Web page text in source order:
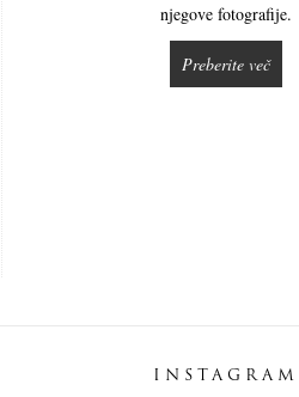
njegove fotografije.
Preberite več
INSTAGRAM